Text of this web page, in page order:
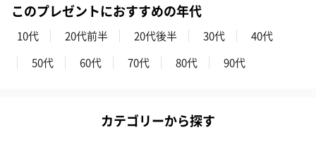
アールグレイ（HAPPY
BIRTHDAY TO YOU）
アールグレイティー
（660円）
円）
このプレゼントにおすすめの年代
10代 20代前半 20代後半 30代
40代
50代
60代 70代 80代 90代
カテゴリーから探す